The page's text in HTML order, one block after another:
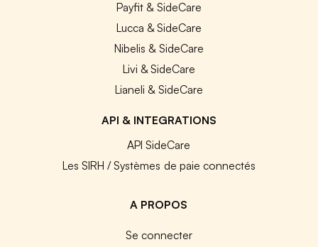
Payfit & SideCare
Lucca & SideCare
Nibelis & SideCare
Livi & SideCare
Lianeli & SideCare
API & INTEGRATIONS
API SideCare
Les SIRH / Systèmes de paie connectés
A PROPOS
Se connecter